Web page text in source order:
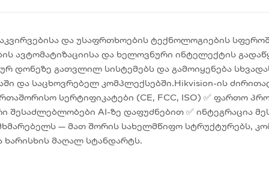
და უსაფრთხოების ტექნოლოგიების
და ხელოვნური ინტელექტის
გათვლილ სისტემებს და გამოიყენება
და საცხოვრებელ კომპლექსებში.Hikvision-ის
სერტიფიკატები (CE, FCC, ISO) ✅ ფართო
შესაძლებლობები AI-ზე დაფუძნებით ✅ ინტეგრაცია
— მათ შორის სახელმწიფო სტრუქტურებს,
მაღალ სტანდარტს.